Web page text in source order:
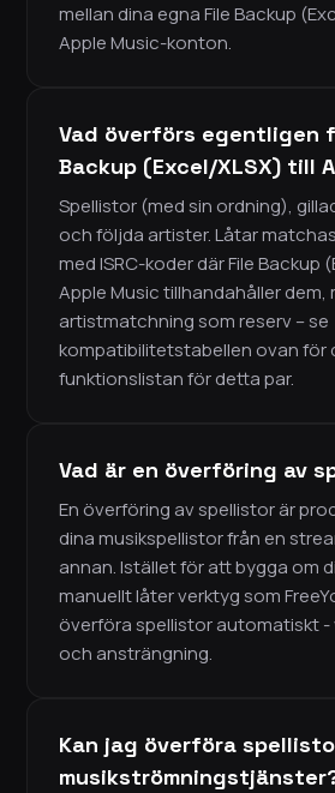
mellan dina egna File Backup
Apple Music-konton.
Vad överförs egentligen
Backup (Excel/XLSX) till
Spellistor (med sin ordning),
och följda artister. Låtar
med ISRC-koder där File Backup
Apple Music tillhandahåller
artistmatchning som reserv – se
kompatibilitetstabellen ovan för
funktionslistan för detta par.
Vad är en överföring av
En överföring av spellistor är
dina musikspellistor från en
annan. Istället för att bygga om
manuellt låter verktyg som
överföra spellistor automatiskt -
och ansträngning.
Kan jag överföra